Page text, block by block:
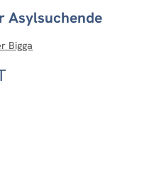
Asylsuchende
Bigga